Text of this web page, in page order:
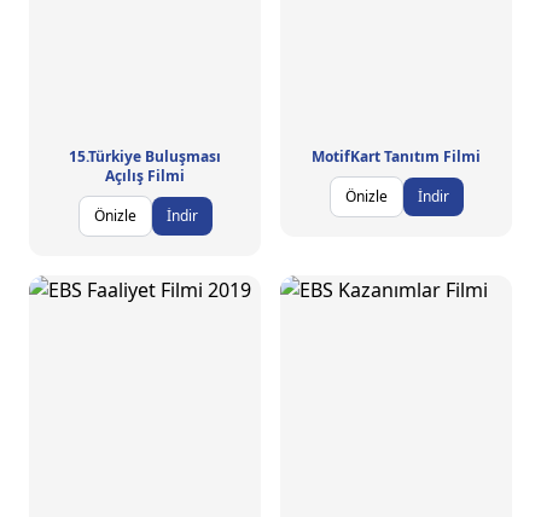
15.Türkiye Buluşması
Açılış Filmi
Önizle
İndir
MotifKart Tanıtım Filmi
Önizle
İndir